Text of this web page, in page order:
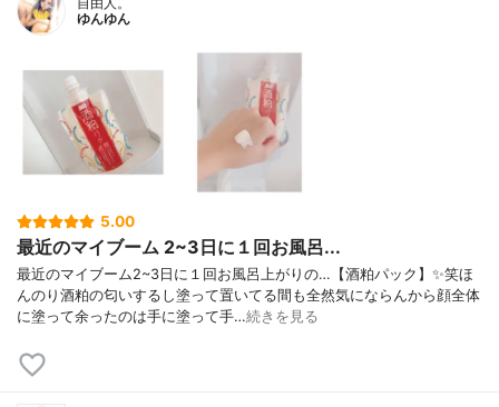
ゆんゆん
5.00
最近のマイブーム 2~3日に１回お風呂...
最近のマイブーム2~3日に１回お風呂上がりの…【酒粕パック】✨笑ほ
んのり酒粕の匂いするし塗って置いてる間も全然気にならんから顔全体
に塗って余ったのは手に塗って手…続きを見る